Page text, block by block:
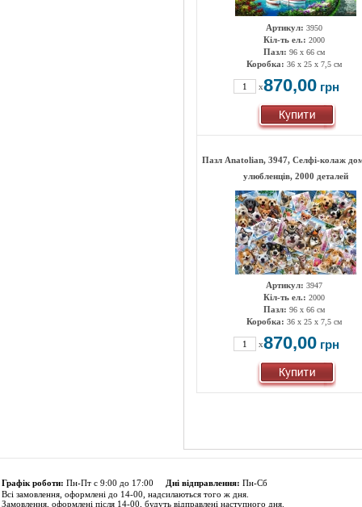
Артикул: 3950
Кіл-ть ел.: 2000
Пазл: 96 x 66 см
Коробка: 36 х 25 х 7,5 см
x870,00 грн
Пазл Anatolian, 3947, Селфі-колаж
улюбленців, 2000 деталей
Артикул: 3947
Кіл-ть ел.: 2000
Пазл: 96 x 66 см
Коробка: 36 х 25 х 7,5 см
x870,00 грн
Графік роботи: Пн-Пт с 9:00 до 17:00 Дні відправлення: Пн-Сб
Всі замовлення, оформлені до 14-00, надсилаються того ж дня.
Замовлення, оформлені після 14-00, будуть відправлені наступного дня.